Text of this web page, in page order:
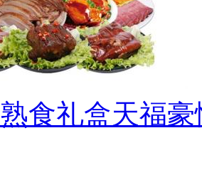
食礼盒天福豪